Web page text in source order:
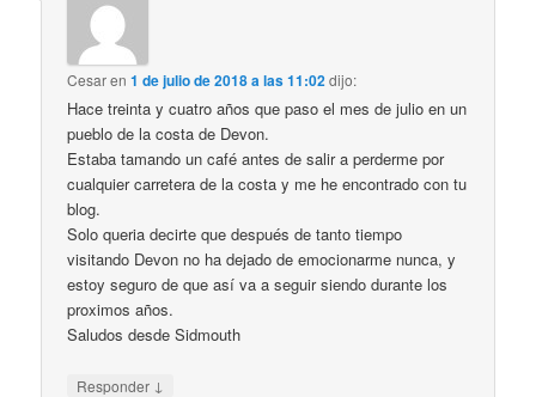
Cesaren1 de julio de 2018 a las 11:02dijo:
Hace treinta y cuatro años que paso el mes de julio en un
pueblo de la costa de Devon.
Estaba tamando un café antes de salir a perderme por
cualquier carretera de la costa y me he encontrado con tu
blog.
Solo queria decirte que después de tanto tiempo
visitando Devon no ha dejado de emocionarme nunca, y
estoy seguro de que así va a seguir siendo durante los
proximos años.
Saludos desde Sidmouth
Responder ↓